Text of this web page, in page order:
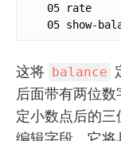
05 rate
05 show-
这将 balance
后面带有两位数
定小数点后的三